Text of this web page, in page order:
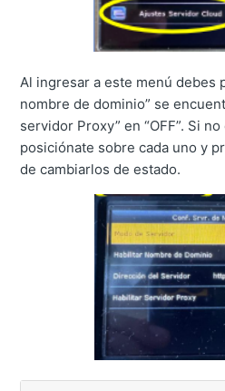
Al ingresar a este menú debes
nombre de dominio” se
servidor Proxy” en “OFF”. Si
posiciónate sobre cada uno y
de cambiarlos de estado.